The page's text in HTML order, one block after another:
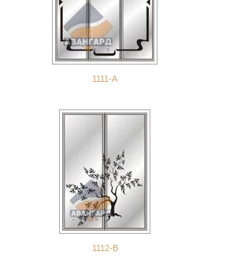
1111-А
1112-В